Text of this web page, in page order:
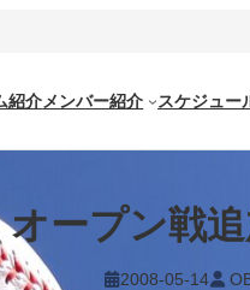
紹介メンバー紹介 スケジュー
オープン戦
2008-05-14